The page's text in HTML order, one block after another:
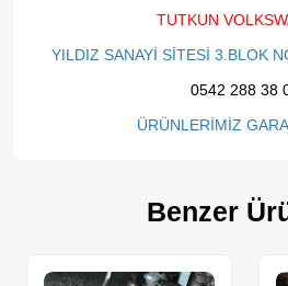
TUTKUN
YILDIZ SANAYİ SİTESİ 3.BLOK
0542 288 38
ÜRÜNLERİMİZ
Benzer